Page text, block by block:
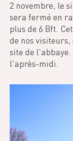
2 novembre, le
sera fermé en
plus de 6 Bft.
de nos
site de
l'après-midi.